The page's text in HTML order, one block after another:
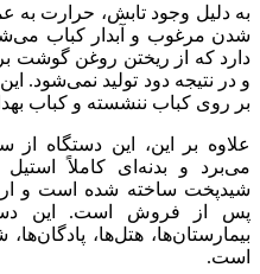
به دلیل وجود تابش، حرارت
شدن مرغوب و آبدار کباب
دارد که از ریختن روغن گوشت
بر روی کباب ننشسته و کباب
علاوه بر این، این دستگاه از
می‌برد و بدنه‌ای کاملاً
شیدپخت ساخته شده است و
پس از فروش است. این
بیمارستان‌ها، هتل‌ها،
است.